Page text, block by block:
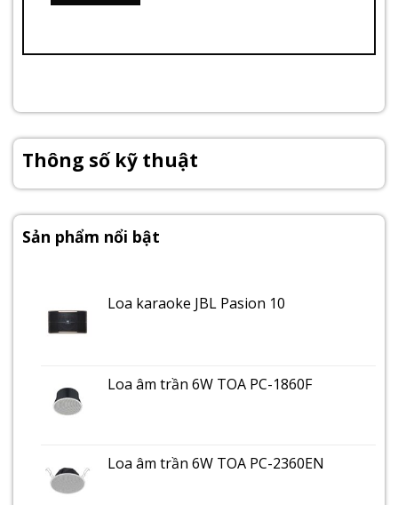
Thông số kỹ thuật
Sản phẩm nổi bật
Loa karaoke JBL Pasion 10
Loa âm trần 6W TOA PC-1860F
Loa âm trần 6W TOA PC-2360EN